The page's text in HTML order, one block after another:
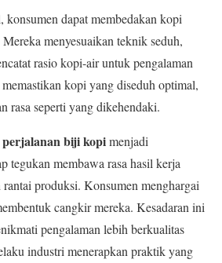
konsumen dapat membedakan kopi
menyesuaikan teknik seduh,
rasio kopi-air untuk pengalaman
kopi yang diseduh optimal,
rasa seperti yang dikehendaki.
perjalanan biji kopimenjadi
tegukan membawa rasa hasil kerja
produksi. Konsumen menghargai
cangkir mereka. Kesadaran ini
pengalaman lebih berkualitas
industri menerapkan praktik yang